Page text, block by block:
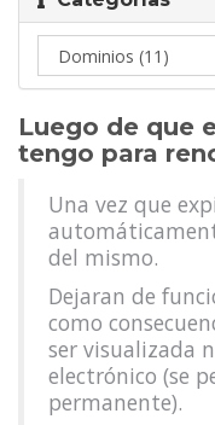
Luego de que
tengo para
Una vez que
del mismo.
Dejaran de
como
ser visualizada
electrónico (se
permanente).